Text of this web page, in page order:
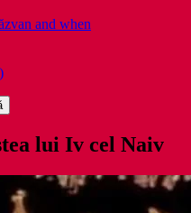
and when
lui Iv cel Naiv